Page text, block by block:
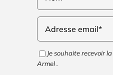
Je souhaite recevoir
Armel .